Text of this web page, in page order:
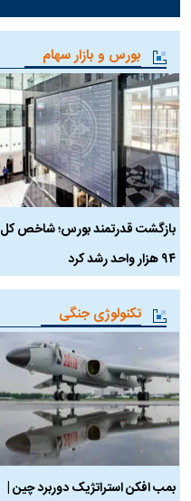
بورس و بازار سهام
بازگشت قدرتمند بورس؛ شاخص کل
۹۴ هزار واحد رشد کرد
تکنولوژی جنگی
بمب افکن استراتژیک دوربرد چین |